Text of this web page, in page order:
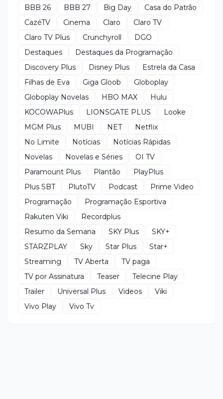
BBB 26
BBB 27 Big Day
Casa do Patrão
CazéTV
Cinema Claro
Claro TV
Claro TV Plus
Crunchyroll
DGO
Destaques
Destaques da Programação
Discovery Plus
Disney Plus
Estrela da Casa
Filhas de Eva
Giga Gloob
Globoplay
Globoplay Novelas
HBO MAX
Hulu
KOCOWAPlus
LIONSGATE PLUS
Looke
MGM Plus
MUBI NET
Netflix
No Limite
Notícias
Notícias Rápidas
Novelas
Novelas e Séries
OI TV
Paramount Plus
Plantão
PlayPlus
Plus SBT
PlutoTV Podcast
Prime Video
Programação
Programação Esportiva
Rakuten Viki
Recordplus
Resumo da Semana
SKY Plus
SKY+
STARZPLAY
Sky Star Plus
Star+
Streaming
TV Aberta
TV paga
TV por Assinatura
Teaser
Telecine Play
Trailer
Universal Plus Videos
Viki
Vivo Play
Vivo Tv